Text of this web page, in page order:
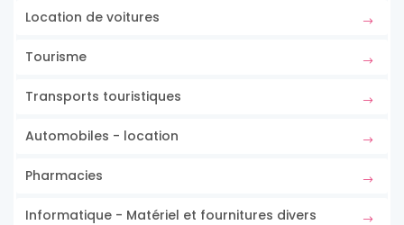
Location de voitures
Tourisme
Transports touristiques
Automobiles - location
Pharmacies
Informatique - Matériel et fournitures divers